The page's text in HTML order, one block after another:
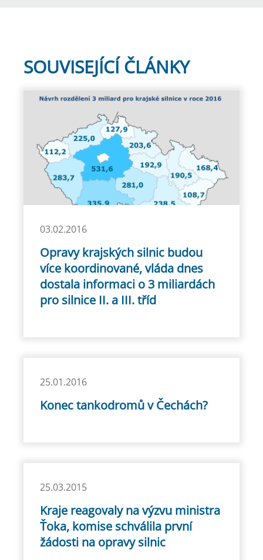
SOUVISEJÍCÍ ČLÁNKY
03.02.2016
Opravy krajských silnic budou
více koordinované, vláda dnes
dostala informaci o 3 miliardách
pro silnice II. a III. tříd
25.01.2016
Konec tankodromů v Čechách?
25.03.2015
Kraje reagovaly na výzvu ministra
Ťoka, komise schválila první
žádosti na opravy silnic